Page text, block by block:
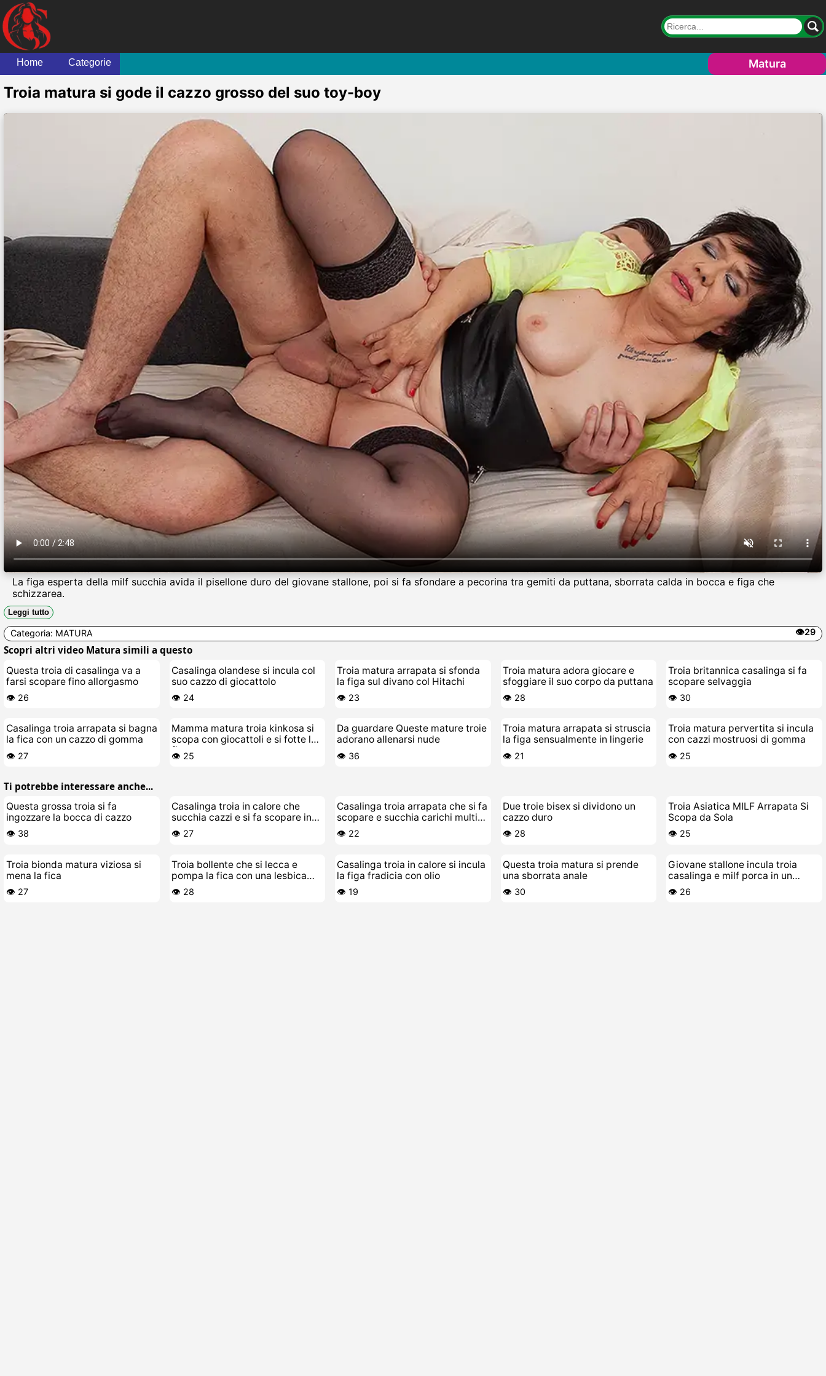
Home Categorie Matura
Troia matura si gode il cazzo grosso del suo toy-boy
La figa esperta della milf succhia avida il pisellone duro del giovane stallone, poi si fa sfondare a pecorina tra gemiti da puttana, sborrata calda in bocca e figa che
schizzarea.
Leggi tutto
Categoria: MATURA 👁️29
Scopri altri video Matura simili a questo
Questa troia di casalinga va a
farsi scopare fino allorgasmo
👁️ 26
Casalinga olandese si incula col
suo cazzo di giocattolo
👁️ 24
Troia matura arrapata si sfonda
la figa sul divano col Hitachi
👁️ 23
Troia matura adora giocare e
sfoggiare il suo corpo da puttana
👁️ 28
Troia britannica casalinga si fa
scopare selvaggia
👁️ 30
Casalinga troia arrapata si bagna
la fica con un cazzo di gomma
👁️ 27
Mamma matura troia kinkosa si
scopa con giocattoli e si fotte la
figa
👁️ 25
Da guardare Queste mature troie
adorano allenarsi nude
👁️ 36
Troia matura arrapata si struscia
la figa sensualmente in lingerie
👁️ 21
Troia matura pervertita si incula
con cazzi mostruosi di gomma
👁️ 25
Ti potrebbe interessare anche...
Questa grossa troia si fa
ingozzare la bocca di cazzo
👁️ 38
Casalinga troia in calore che
succhia cazzi e si fa scopare in
POV ravvicinato
👁️ 27
Casalinga troia arrapata che si fa
scopare e succhia carichi multipli
di sborra
👁️ 22
Due troie bisex si dividono un
cazzo duro
👁️ 28
Troia Asiatica MILF Arrapata Si
Scopa da Sola
👁️ 25
Troia bionda matura viziosa si
mena la fica
👁️ 27
Troia bollente che si lecca e
pompa la fica con una lesbica
cicciona e vecchietta
👁️ 28
Casalinga troia in calore si incula
la figa fradicia con olio
👁️ 19
Questa troia matura si prende
una sborrata anale
👁️ 30
Giovane stallone incula troia
casalinga e milf porca in un
terzetto bollente
👁️ 26